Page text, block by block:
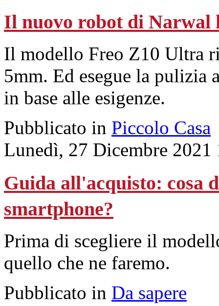
Il nuovo robot di Narwal
Il modello Freo Z10 Ultra
5mm. Ed esegue la pulizia
in base alle esigenze.
Pubblicato in Piccolo Casa
Lunedì, 27 Dicembre 2021
Guida all'acquisto: cosa
smartphone?
Prima di scegliere il
quello che ne faremo.
Pubblicato in Da sapere